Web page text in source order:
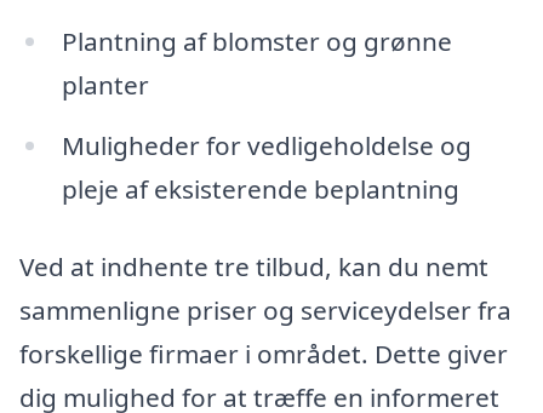
Plantning af blomster og grønne
planter
Muligheder for vedligeholdelse og
pleje af eksisterende beplantning
Ved at indhente tre tilbud, kan du nemt
sammenligne priser og serviceydelser fra
forskellige firmaer i området. Dette giver
dig mulighed for at træffe en informeret